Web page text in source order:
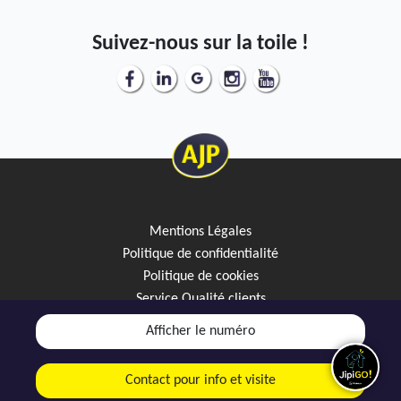
Afficher le numéro
Contact pour info et visite
Suivez-nous sur la toile !
Mentions Légales
Politique de confidentialité
Politique de cookies
Service Qualité clients
Créez votre alerte mail